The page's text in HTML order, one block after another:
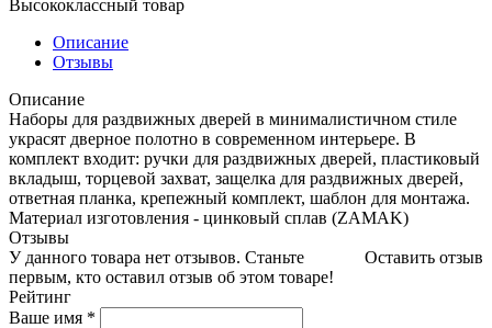
Высококлассный товар
Описание
Отзывы
Описание
Наборы для раздвижных дверей в минималистичном стиле
украсят дверное полотно в современном интерьере. В
комплект входит: ручки для раздвижных дверей, пластиковый
вкладыш, торцевой захват, защелка для раздвижных дверей,
ответная планка, крепежный комплект, шаблон для монтажа.
Материал изготовления - цинковый сплав (ZAMAK)
Отзывы
Оставить отзыв
У данного товара нет отзывов. Станьте
первым, кто оставил отзыв об этом товаре!
Рейтинг
Ваше имя *